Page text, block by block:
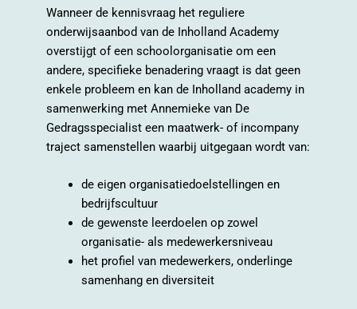
Wanneer de kennisvraag het reguliere
onderwijsaanbod van de Inholland Academy
overstijgt of een schoolorganisatie om een
andere, specifieke benadering vraagt is dat geen
enkele probleem en kan de Inholland academy in
samenwerking met Annemieke van De
Gedragsspecialist een maatwerk- of incompany
traject samenstellen waarbij uitgegaan wordt van:
de eigen organisatiedoelstellingen en
bedrijfscultuur
de gewenste leerdoelen op zowel
organisatie- als medewerkersniveau
het profiel van medewerkers, onderlinge
samenhang en diversiteit